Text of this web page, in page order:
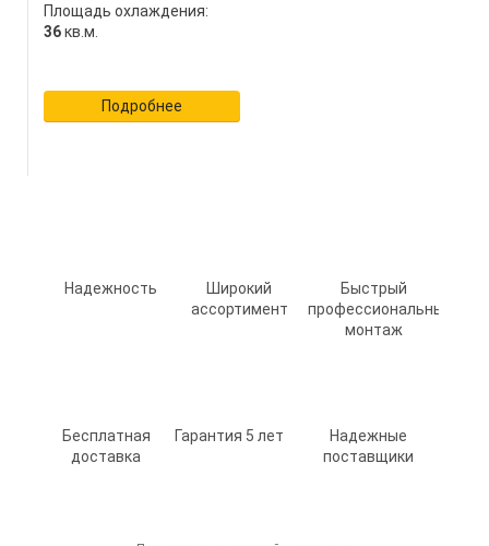
Площадь охлаждения:
36кв.м.
Подробнее
Надежность
Широкий
ассортимент
Быстрый
профессиональный
монтаж
Бесплатная
доставка
Гарантия 5 лет
Надежные
поставщики